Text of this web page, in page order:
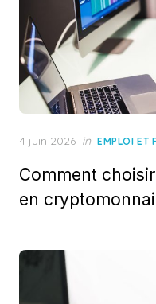
Posted
4 juin 2026 in EMPLOI ET
Comment
en